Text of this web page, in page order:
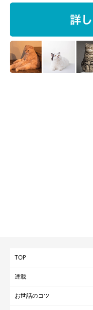
お話を伺った先生／藤井
参考／「ねこのきもち」
に… 猫が叶えてほしい10
文／柏田ゆき
TOP
連載
お世話のコツ